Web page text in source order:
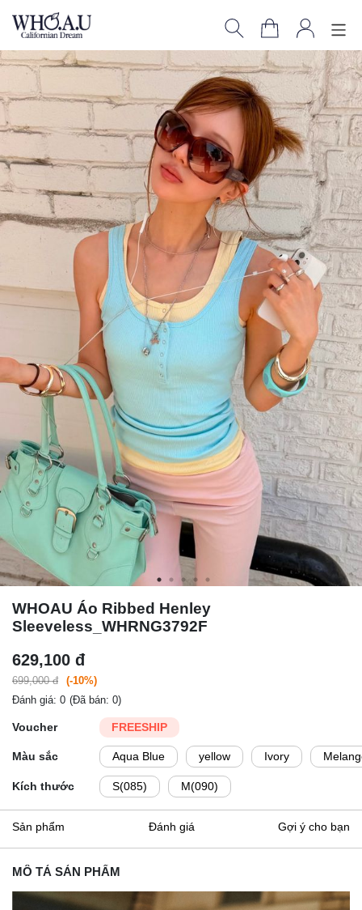
WHOAU Áo Ribbed Henley
Sleeveless_WHRNG3792F
629,100 đ
699,000 đ
(-10%)
Đánh giá: 0 (Đã bán: 0)
Voucher FREESHIP
Màu sắc Aqua Blue yellow Ivory
Kích thước S(085) M(090)
Sản phẩm Đánh giá Gợi ý cho bạn
MÔ TẢ SẢN PHẨM